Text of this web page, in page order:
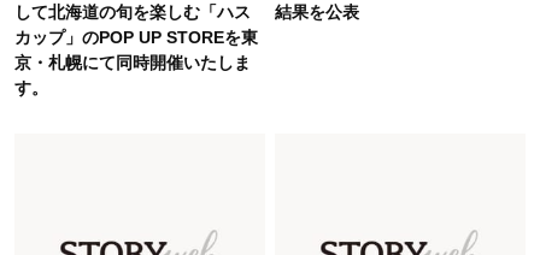
ップス×パンツ」コーデ〈3選〉
今、40代の「メガネ＆サングラス」のトレンド
して北海道の旬を楽しむ「ハス
カップ」のPOP UP STOREを東
京・札幌にて同時開催いたしま
す。
結果を公表